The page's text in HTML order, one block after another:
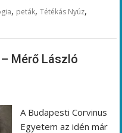
, peták,Tétékás Nyúz,
Mérő László
A Budapesti Corvinus
Egyetem az idén már